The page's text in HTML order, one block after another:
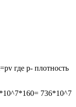
где р- плотность
736*10^7